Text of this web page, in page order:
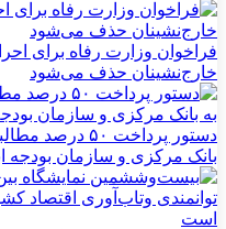
فراخوان وزارت رفاه برای
خارج‌نشینان حذف می‌شود
دستور پرداخت
بانک مرکزی و سازمان بودجه